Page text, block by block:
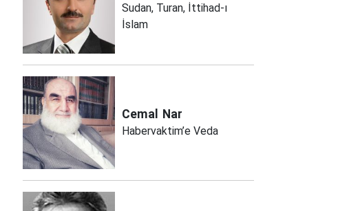
Sudan, Turan, İttihad-ı
İslam
Cemal Nar
Habervaktim’e Veda